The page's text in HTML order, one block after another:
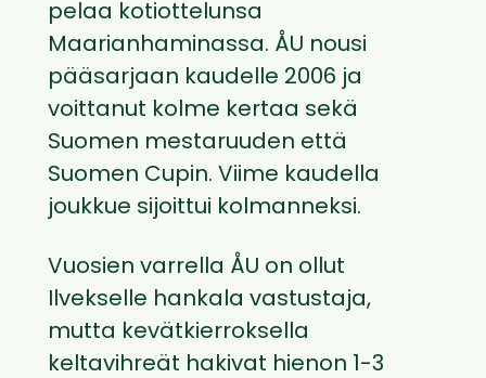
pelaa kotiottelunsa
Maarianhaminassa. ÅU nousi
pääsarjaan kaudelle 2006 ja
voittanut kolme kertaa sekä
Suomen mestaruuden että
Suomen Cupin. Viime kaudella
joukkue sijoittui kolmanneksi.
Vuosien varrella ÅU on ollut
Ilvekselle hankala vastustaja,
mutta kevätkierroksella
keltavihreät hakivat hienon 1-3